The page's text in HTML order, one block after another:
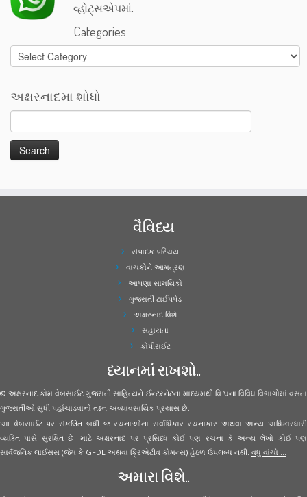
વ્હોટ્સએપમાં.
Categories
Categories
અક્ષરનાદમા શોધો
વૈવિધ્ય
સંપાદક પરિચય
વાચકોને આમંત્રણ
આપણા સામયિકો
ગુજરાતી ટાઈપપેડ
અક્ષરનાદ વિશે
સહાયતા
કોપીરાઈટ
ધ્યાનમાં રાખશો..
© અક્ષરનાદ.કોમ વેબસાઈટ ગુજરાતી સાહિત્યને ઈન્ટરનેટના માધ્યમથી વિશ્વના વિવિધ વિભાગોમાં વસતા
ગુજરાતીઓ સુધી પહોંચાડવાનો તદ્દન અવ્યાવસાયિક પ્રયાસ છે.
આ વેબસાઈટ પર સંકલિત બધી જ રચનાઓના સર્વાધિકાર રચનાકાર અથવા અન્ય અધિકારધારી
વ્યક્તિ પાસે સુરક્ષિત છે. માટે અક્ષરનાદ પર પ્રસિધ્ધ કોઈ પણ રચના કે અન્ય લેખો કોઈ પણ
સાર્વજનિક લાઈસંસ (જેમ કે GFDL અથવા ક્રિએટીવ કોમન્સ) હેઠળ ઉપલબ્ધ નથી. વધુ વાંચો ...
અમારા વિશે..